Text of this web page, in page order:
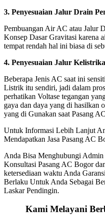
3. Penyesuaian Jalur Drain
Pembuangan Air AC atau Jalur
Konsep Dasar Gravitasi karena
tempat rendah hal ini biasa di
4. Penyesuaian Jalur
Beberapa Jenis AC saat ini
Listrik itu sendiri, jadi dalam
perhatikan Voltase tegangan
gaya dan daya yang di hasilkan
yang di Gunakan saat Pasang
Untuk Informasi Lebih Lanjut
Mendapatkan Jasa Pasang AC
Anda Bisa Menghubungi
Konsultasi Pasang AC Bogor
ketersediaan waktu Anda
Berlaku Untuk Anda Sebagai
Laskar Pendingin.
Kami Melayani